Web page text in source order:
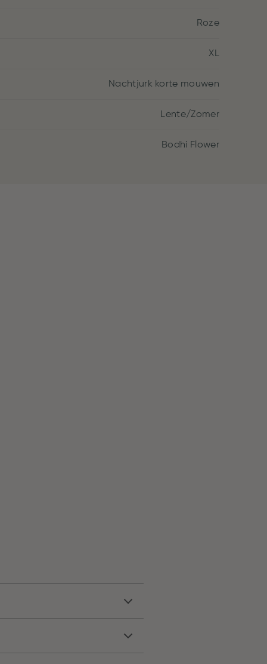
Roze
XL
Nachtjurk korte mouwen
Lente/Zomer
Bodhi Flower